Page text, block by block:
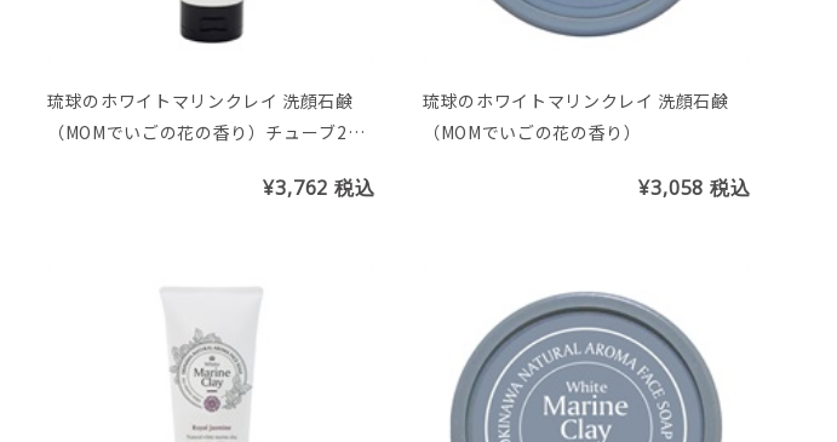
琉球のホワイトマリンクレイ 洗顔石鹸
（MOMでいごの花の香り）チューブ200
¥3,762税込
琉球のホワイトマリンクレイ 洗顔石鹸
（MOMでいごの花の香り）
¥3,058税込